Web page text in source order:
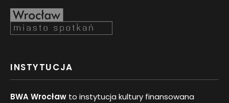
INSTYTUCJA
BWA Wrocław to instytucja kultury finansowana